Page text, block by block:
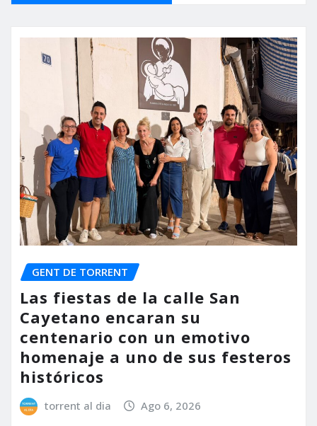
GENT DE TORRENT
Las fiestas de la calle San
Cayetano encaran su
centenario con un emotivo
homenaje a uno de sus festeros
históricos
torrent al dia Ago 6, 2026